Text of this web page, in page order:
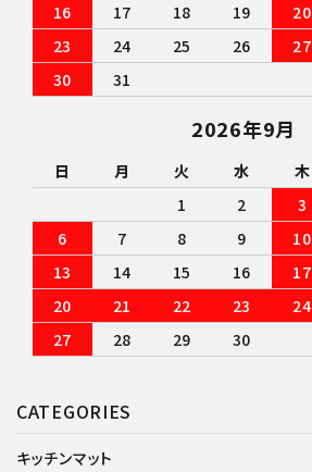
CATEGORIES
キッチンマット
16
17 18 19 20
23
24 25 26 27
30
31
2026年9月
日 月 火 水 木
1
2 3
6
7 8 9 10
13
14 15 16 17
20
21 22 23 24
27
28 29 30